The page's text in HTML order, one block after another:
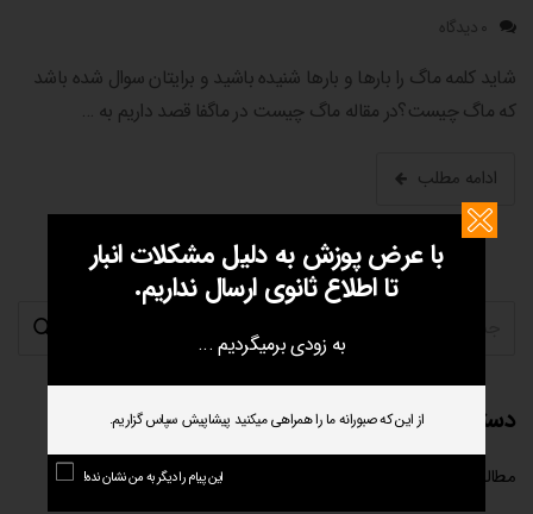
۰ دیدگاه
شاید کلمه ماگ را بارها و بارها شنیده باشید و برایتان سوال شده باشد
که ماگ چیست؟در مقاله ماگ چیست در ماگفا قصد داریم به …
ادامه مطلب
دسته‌ها
مطالب عمومی
با عرض پوزش به دلیل مشکلات انبار
تا اطلاع ثانوی ارسال نداریم.
به زودی برمیگردیم ...
از این که صبورانه ما را همراهی میکنید پیشاپیش سپاس گزاریم.
این پیام را دیگر به من نشان نده!